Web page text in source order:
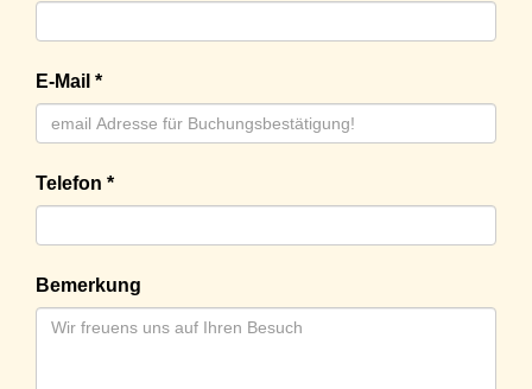
E-Mail *
Telefon *
Bemerkung